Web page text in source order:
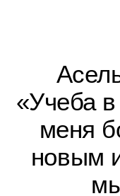
«Учеба
меня
новым